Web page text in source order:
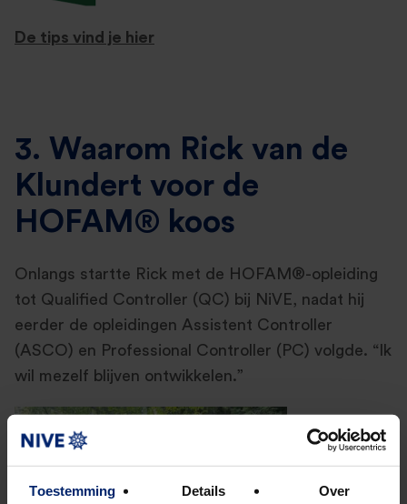
Toestemming Details Over
De tips vind je hier
3. Waarom Rick van de
Klundert voor de
HOFAM® koos
Onlangs startte Rick met de HOFAM®-opleiding
tot Qualified Controller (QC) bij NiVE, nadat hij
eerder de opleidingen Assistent Controller
(ASCO) en Professional Controller (PC) volgde. “Ik
wil mezelf blijven ontwikkelen.”